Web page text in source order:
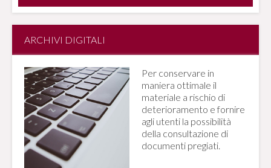
ARCHIVI DIGITALI
Per conservare in
maniera ottimale il
materiale a rischio di
deterioramento e fornire
agli utenti la possibilità
della consultazione di
documenti pregiati.